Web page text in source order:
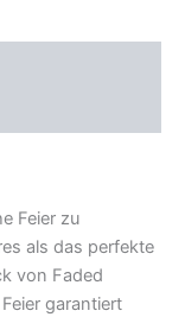
Feier zu
als das perfekte
von Faded
garantiert